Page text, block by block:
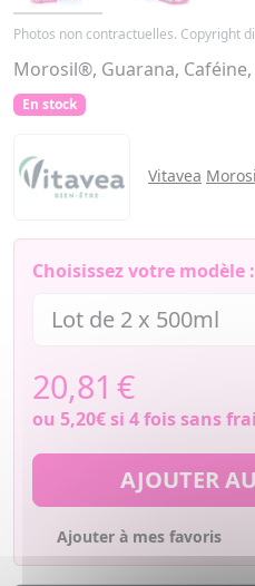
Photos non contractuelles. Copyright
Morosil®, Guarana,
En stock
Vitavea
Choisissez votre modèle :
20,81 €
ou 5,20€si 4 fois sans
AJOUTER
Ajouter à mes favoris